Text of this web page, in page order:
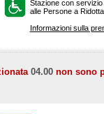
Stazione con
alle Persone a
Informazioni sulla
04.00 non sono